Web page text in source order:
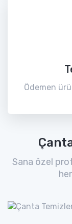
Ödemen
Sana özel